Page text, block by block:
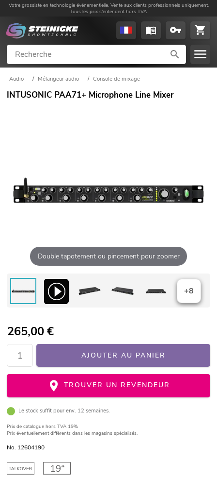
Votre grossiste en technologie événementielle. Vente aux clients professionnels uniquement.
Tous les prix s'entendent hors TVA
Audio / Mélangeur audio / Console de mixage
INTUSONIC PAA71+ Microphone Line Mixer
Double tapotement ou pincement pour zoomer
+8
265,00€
AJOUTER AU PANIER
TROUVER UN REVENDEUR
Le stock suffit pour env. 12 semaines.
Prix de catalogue hors TVA 19%
Prix éventuellement différents dans les magasins spécialisés.
No. 12604190